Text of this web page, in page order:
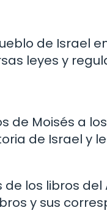
de Israel
leyes y
de Moisés a
de Israel y
los libros
y sus